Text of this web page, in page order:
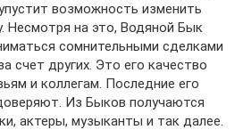
возможность изменить
Несмотря на это, Водяной Бык
сомнительными сделками
счет других. Это его качество
и коллегам. Последние его
Из Быков получаются
актеры, музыканты и так далее.